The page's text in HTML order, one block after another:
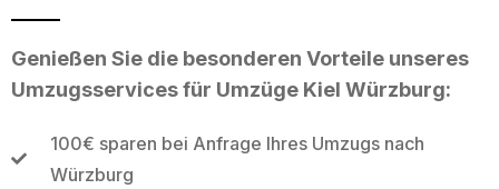
Genießen Sie die besonderen Vorteile unseres
Umzugsservices für Umzüge Kiel Würzburg:
100€ sparen bei Anfrage Ihres Umzugs nach
Würzburg